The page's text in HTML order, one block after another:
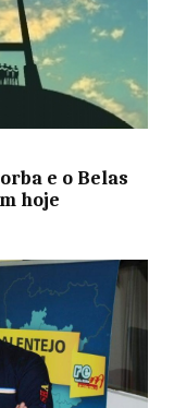
e o Belas
hoje